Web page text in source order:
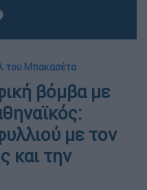
του Μπακασέτα
βόμβα με
με τον
και την